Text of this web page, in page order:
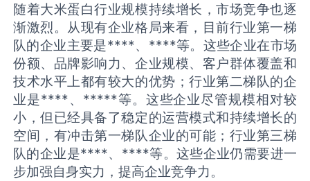
随着大米蛋白行业规模持续增长，市场竞争也逐
渐激烈。从现有企业格局来看，目前行业第一梯
队的企业主要是****、****等。这些企业在市场
份额、品牌影响力、企业规模、客户群体覆盖和
技术水平上都有较大的优势；行业第二梯队的企
业是****、*****等。这些企业尽管规模相对较
小，但已经具备了稳定的运营模式和持续增长的
空间，有冲击第一梯队企业的可能；行业第三梯
队的企业是****、****等。这些企业仍需要进一
步加强自身实力，提高企业竞争力。